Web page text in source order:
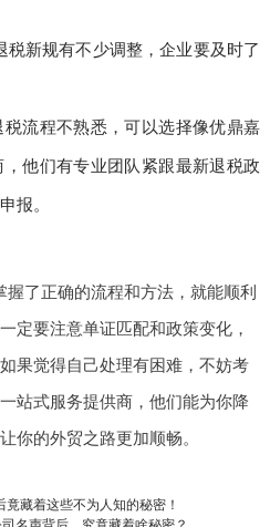
税新规有不少调整，企业要及时了
流程不熟悉，可以选择像优鼎嘉
他们有专业团队紧跟最新退税政
报。
了正确的流程和方法，就能顺利
定要注意单证匹配和政策变化，
果觉得自己处理有困难，不妨考
站式服务提供商，他们能为你降
你的外贸之路更加顺畅。
藏着这些不为人知的秘密！